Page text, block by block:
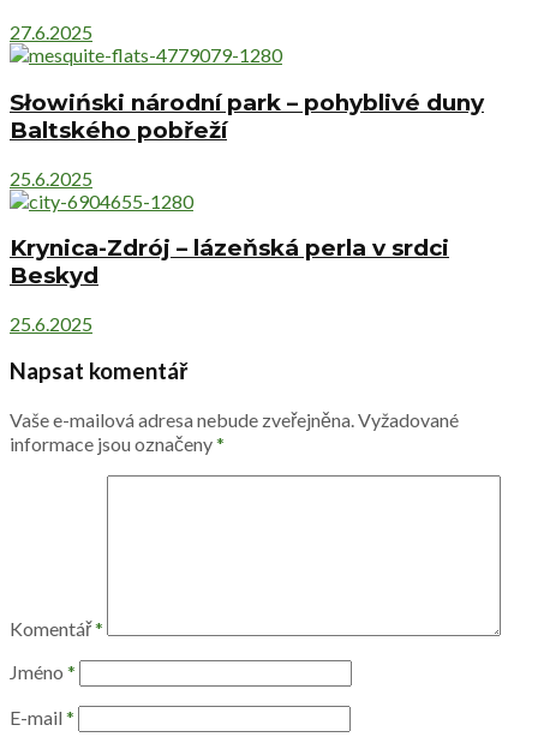
27.6.2025
Słowiński národní park – pohyblivé duny
Baltského pobřeží
25.6.2025
Krynica-Zdrój – lázeňská perla v srdci
Beskyd
25.6.2025
Napsat komentář
Vaše e-mailová adresa nebude zveřejněna. Vyžadované
informace jsou označeny*
Komentář*
Jméno *
E-mail *